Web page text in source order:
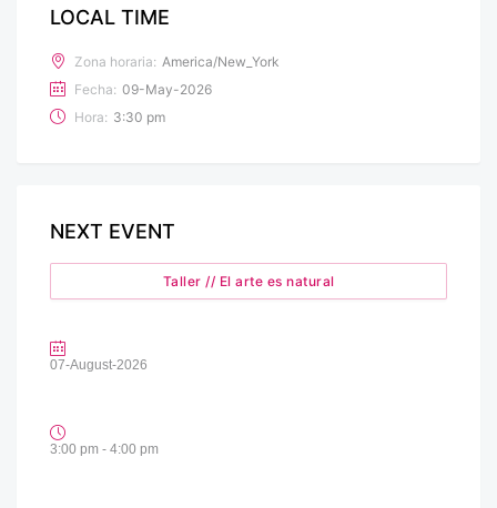
LOCAL TIME
Zona horaria: America/New_York
Fecha: 09-May-2026
Hora: 3:30 pm
NEXT EVENT
Taller // El arte es natural
07-August-2026
3:00 pm - 4:00 pm